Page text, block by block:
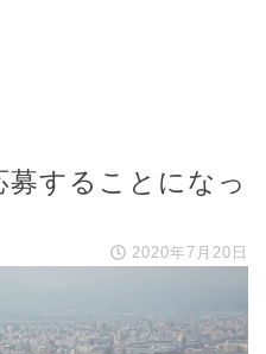
募することになっ
2020年7月20日